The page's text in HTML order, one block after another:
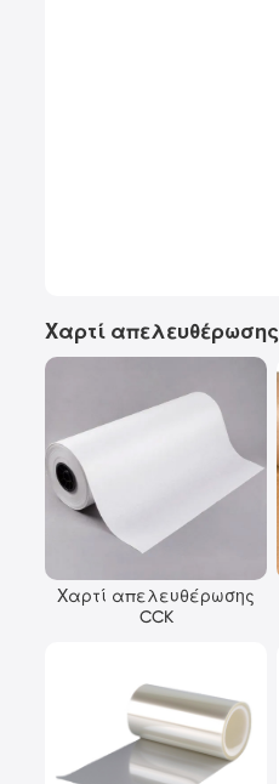
Χαρτί απελευθέρωσης
Χαρτί απελευθέρωσης
CCK